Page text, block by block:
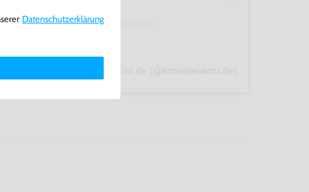
Daten­schutz­erklärung